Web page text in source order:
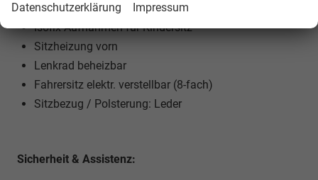
Rücksitzbank (3.Reihe) Dreiersitzbank, klappbar
Isofix-Aufnahmen für Kindersitz
Sitzheizung vorn
Lenkrad beheizbar
Fahrersitz elektr. verstellbar (8-fach)
Sitzbezug / Polsterung: Leder
Sicherheit & Assistenz:
Datenschutzerklärung Impressum